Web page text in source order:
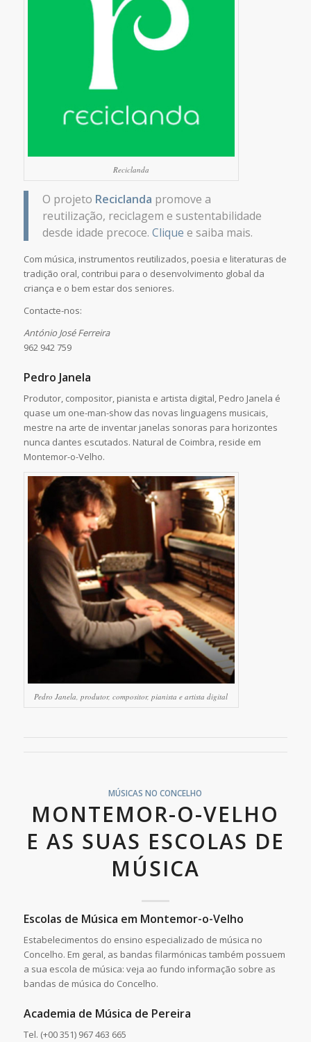
Reciclanda
O projeto Reciclanda promove a
reutilização, reciclagem e sustentabilidade
desde idade precoce. Clique e saiba mais.
Com música, instrumentos reutilizados, poesia e literaturas de
tradição oral, contribui para o desenvolvimento global da
criança e o bem estar dos seniores.
Contacte-nos:
António José Ferreira
962 942 759
Pedro Janela
Produtor, compositor, pianista e artista digital, Pedro Janela é
quase um one-man-show das novas linguagens musicais,
mestre na arte de inventar janelas sonoras para horizontes
nunca dantes escutados. Natural de Coimbra, reside em
Montemor-o-Velho.
Pedro Janela, produtor, compositor, pianista e artista digital
MÚSICAS NO CONCELHO
MONTEMOR-O-VELHO
E AS SUAS ESCOLAS DE
MÚSICA
Escolas de Música em Montemor-o-Velho
Estabelecimentos do ensino especializado de música no
Concelho. Em geral, as bandas filarmónicas também possuem
a sua escola de música: veja ao fundo informação sobre as
bandas de música do Concelho.
Academia de Música de Pereira
Tel. (+00 351) 967 463 665